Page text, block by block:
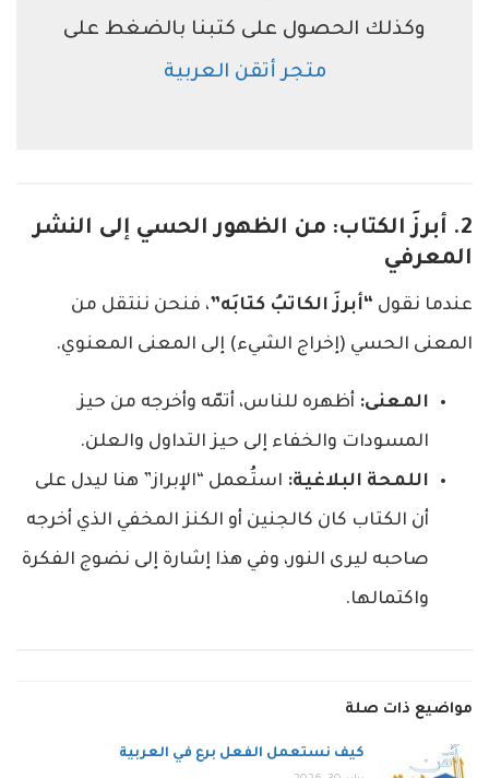
وكذلك الحصول على كتبنا بالضغط على
متجر أتقن العربية
2. أبرزَ الكتاب: من الظهور الحسي إلى النشر
المعرفي
عندما نقول “أبرزَ الكاتبُ كتابَه”، فنحن ننتقل من
المعنى الحسي (إخراج الشيء) إلى المعنى المعنوي.
المعنى: أظهره للناس، أتمّه وأخرجه من حيز
المسودات والخفاء إلى حيز التداول والعلن.
اللمحة البلاغية: استُعمل “الإبراز” هنا ليدل على
أن الكتاب كان كالجنين أو الكنز المخفي الذي أخرجه
صاحبه ليرى النور، وفي هذا إشارة إلى نضوج الفكرة
واكتمالها.
مواضيع ذات صلة
كيف نستعمل الفعل برع في العربية